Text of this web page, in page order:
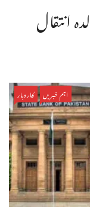
انتقال
اہم خبریں کاروبار